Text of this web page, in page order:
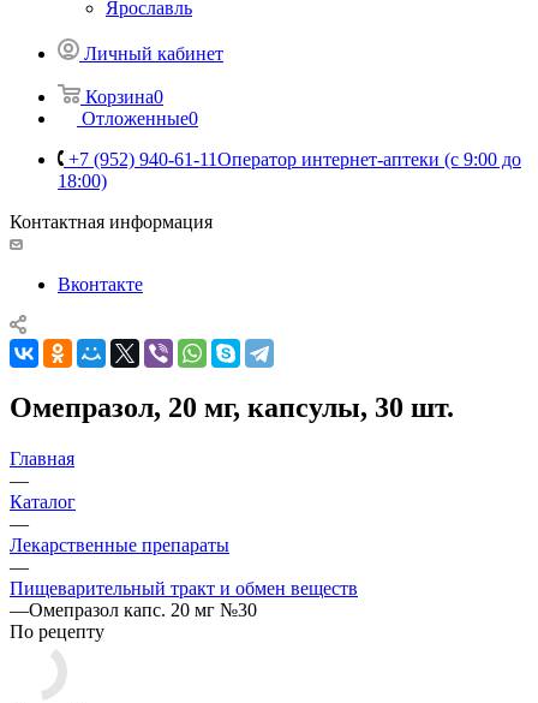
Ярославль
Личный кабинет
Корзина0
Отложенные0
+7 (952) 940-61-11Оператор интернет-аптеки (с 9:00 до
18:00)
Контактная информация
Вконтакте
Омепразол, 20 мг, капсулы, 30 шт.
Главная
—
Каталог
—
Лекарственные препараты
—
Пищеварительный тракт и обмен веществ
—Омепразол капс. 20 мг №30
По рецепту